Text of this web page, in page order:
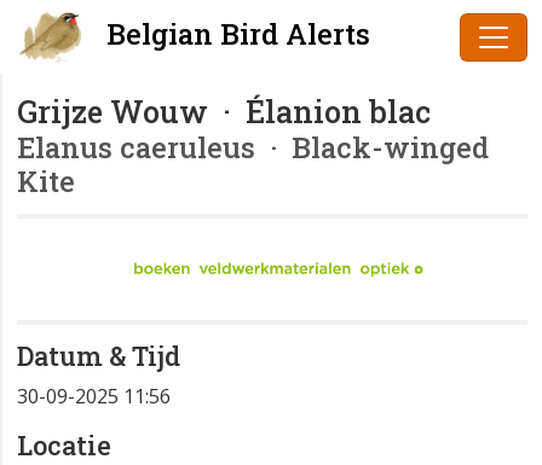
Belgian Bird Alerts
Grijze Wouw · Élanion blac
Elanus caeruleus · Black-winged
Kite
Datum & Tijd
30-09-2025 11:56
Locatie